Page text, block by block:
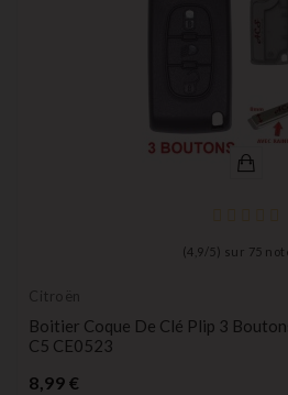
(4,9 / 5) sur 75
Citroën
Boitier Coque De Clé Plip 3
C5 CE0523
8,99 €